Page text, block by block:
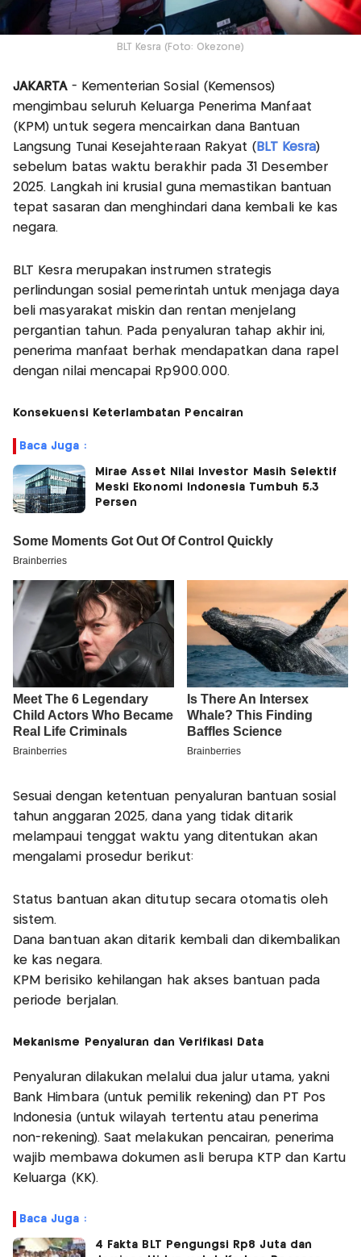
BLT Kesra (Foto: Okezone)
JAKARTA- Kementerian Sosial (Kemensos)
mengimbau seluruh Keluarga Penerima Manfaat
(KPM) untuk segera mencairkan dana Bantuan
Langsung Tunai Kesejahteraan Rakyat ( BLT Kesra)
sebelum batas waktu berakhir pada 31 Desember
2025. Langkah ini krusial guna memastikan bantuan
tepat sasaran dan menghindari dana kembali ke kas
negara.
BLT Kesra merupakan instrumen strategis
perlindungan sosial pemerintah untuk menjaga daya
beli masyarakat miskin dan rentan menjelang
pergantian tahun. Pada penyaluran tahap akhir ini,
penerima manfaat berhak mendapatkan dana rapel
dengan nilai mencapai Rp900.000.
Konsekuensi Keterlambatan Pencairan
Baca Juga :
Mirae Asset Nilai Investor Masih Selektif
Meski Ekonomi Indonesia Tumbuh 5,3
Persen
Sesuai dengan ketentuan penyaluran bantuan sosial
tahun anggaran 2025, dana yang tidak ditarik
melampaui tenggat waktu yang ditentukan akan
mengalami prosedur berikut:
Status bantuan akan ditutup secara otomatis oleh
sistem.
Dana bantuan akan ditarik kembali dan dikembalikan
ke kas negara.
KPM berisiko kehilangan hak akses bantuan pada
periode berjalan.
Mekanisme Penyaluran dan Verifikasi Data
Penyaluran dilakukan melalui dua jalur utama, yakni
Bank Himbara (untuk pemilik rekening) dan PT Pos
Indonesia (untuk wilayah tertentu atau penerima
non-rekening). Saat melakukan pencairan, penerima
wajib membawa dokumen asli berupa KTP dan Kartu
Keluarga (KK).
Baca Juga :
4 Fakta BLT Pengungsi Rp8 Juta dan